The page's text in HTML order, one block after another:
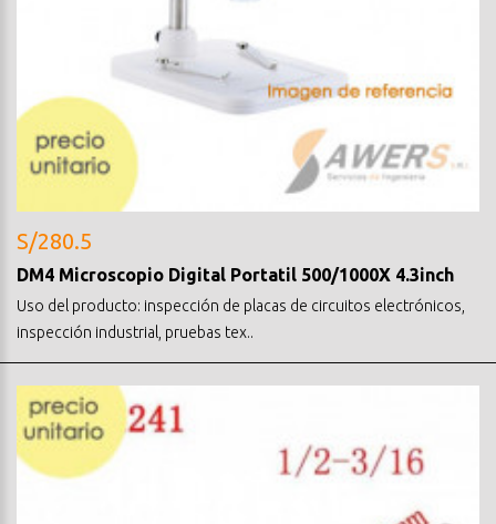
S/280.5
DM4 Microscopio Digital Portatil 500/1000X 4.3inch
Uso del producto: inspección de placas de circuitos electrónicos,
inspección industrial, pruebas tex..